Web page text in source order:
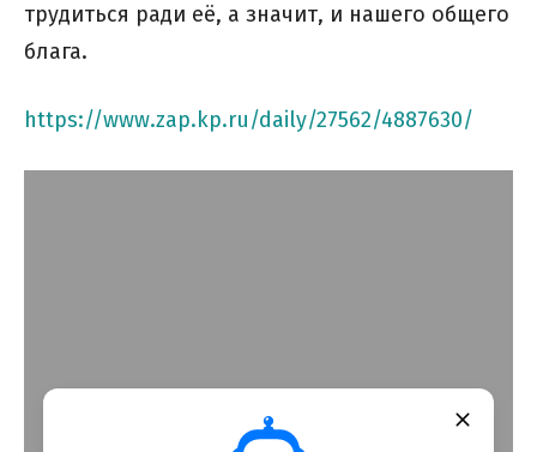
трудиться ради её, а значит, и нашего общего
блага.
https://www.zap.kp.ru/daily/27562/4887630/